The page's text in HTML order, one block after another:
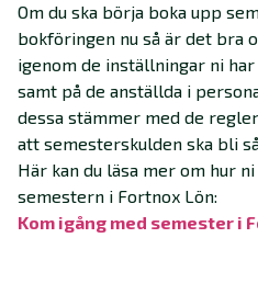
Om du ska börja boka upp
bokföringen nu så är det bra
igenom de inställningar ni
samt på de anställda i
dessa stämmer med de
att semesterskulden ska bli
Här kan du läsa mer om hur
semestern i Fortnox Lön:
Kom igång med semester i